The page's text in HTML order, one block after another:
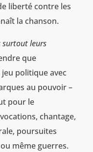
liberté contre les
la chanson.
surtout leurs
que
politique avec
au pouvoir –
pour le
chantage,
poursuites
même guerres.